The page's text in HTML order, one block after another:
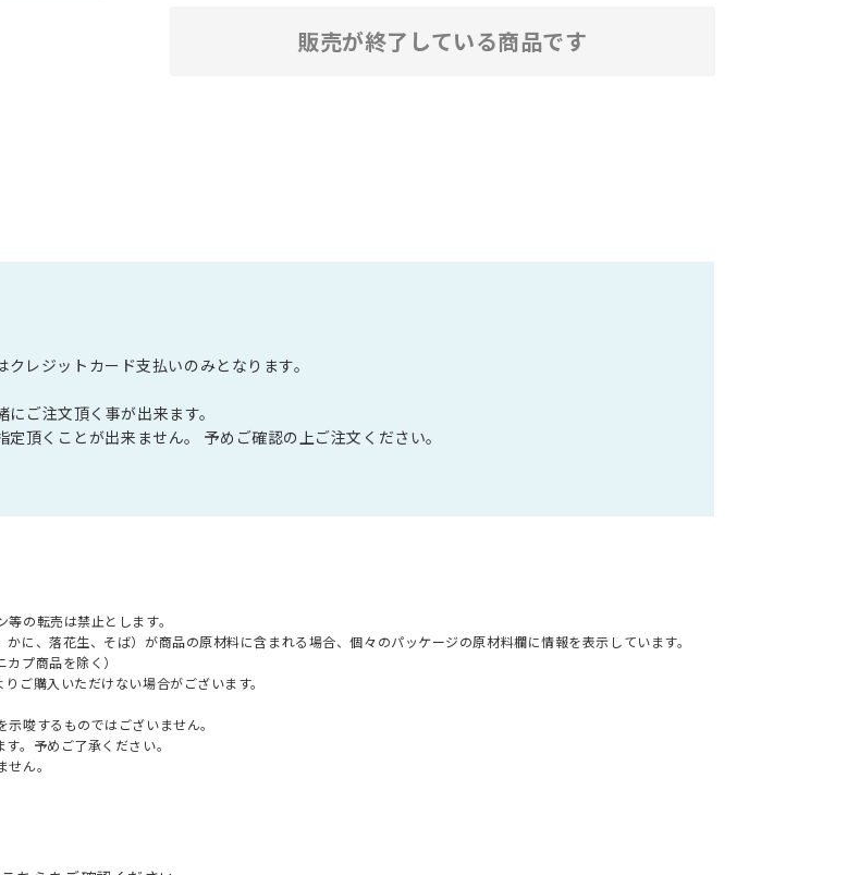
販売が終了している商品です
レジットカード支払いのみとなります。
ご注文頂く事が出来ます。
頂くことが出来ません。 予めご確認の上ご注文ください。
の転売は禁止とします。
に、落花生、そば）が商品の原材料に含まれる場合、個々のパッケージの原材料欄に情報を表示しています。
プ商品を除く）
ご購入いただけない場合がございます。
唆するものではございません。
。予めご了承ください。
ん。